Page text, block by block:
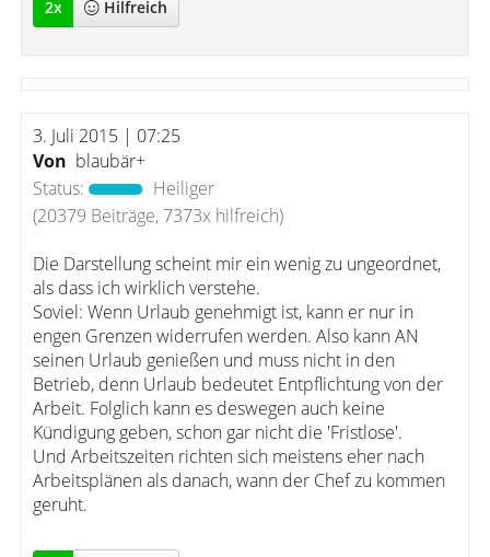
2x Hilfreich
3. Juli 2015 | 07:25
Von blaubär+
Status:
Heiliger
(20379 Beiträge, 7373x hilfreich)
Die Darstellung scheint mir ein wenig zu ungeordnet,
als dass ich wirklich verstehe.
Soviel: Wenn Urlaub genehmigt ist, kann er nur in
engen Grenzen widerrufen werden. Also kann AN
seinen Urlaub genießen und muss nicht in den
Betrieb, denn Urlaub bedeutet Entpflichtung von der
Arbeit. Folglich kann es deswegen auch keine
Kündigung geben, schon gar nicht die 'Fristlose'.
Und Arbeitszeiten richten sich meistens eher nach
Arbeitsplänen als danach, wann der Chef zu kommen
geruht.